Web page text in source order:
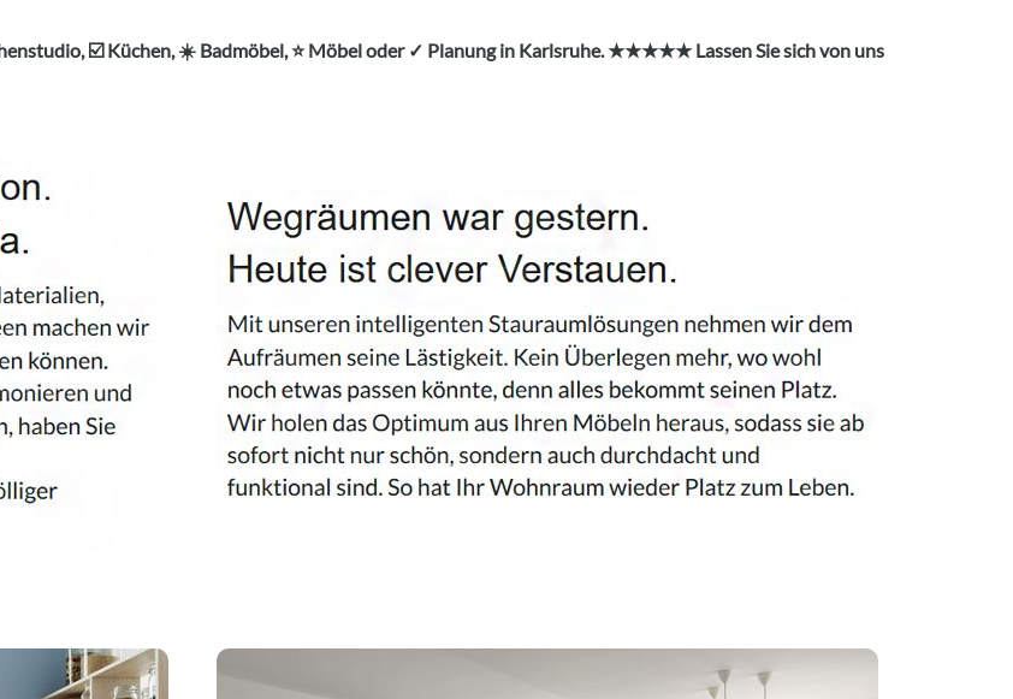
☑️ Küchen, ☀️ Badmöbel, ⭐ Möbel oder ✓ Planung in Karlsruhe. ★★★★★ Lassen Sie sich von uns